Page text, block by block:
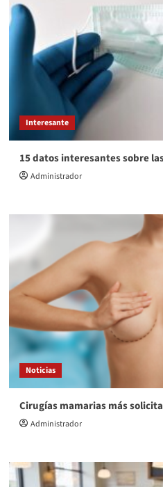
Interesante
15 datos interesantes sobre
Administrador
Noticias
Cirugías mamarias más
Administrador